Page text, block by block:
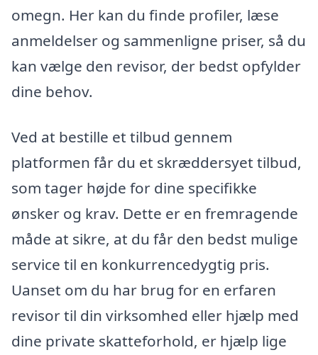
omegn. Her kan du finde profiler, læse
anmeldelser og sammenligne priser, så du
kan vælge den revisor, der bedst opfylder
dine behov.
Ved at bestille et tilbud gennem
platformen får du et skræddersyet tilbud,
som tager højde for dine specifikke
ønsker og krav. Dette er en fremragende
måde at sikre, at du får den bedst mulige
service til en konkurrencedygtig pris.
Uanset om du har brug for en erfaren
revisor til din virksomhed eller hjælp med
dine private skatteforhold, er hjælp lige